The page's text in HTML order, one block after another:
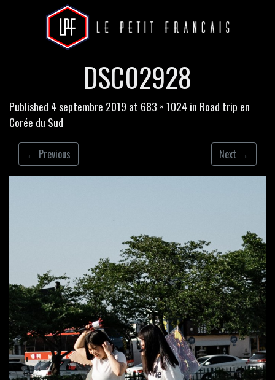
DSC02928
Published 4 septembre 2019 at 683 × 1024in Road trip en
Corée du Sud
← Previous Next →